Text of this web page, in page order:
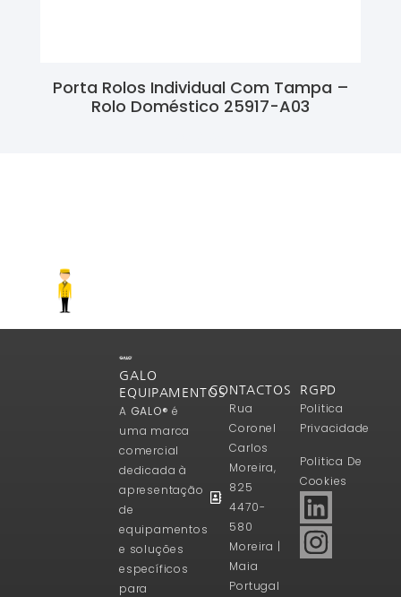
Porta Rolos Individual Com Tampa –
Rolo Doméstico 25917-A03
GALO
EQUIPAMENTOS
A GALO® é
uma marca
comercial
dedicada à
apresentação
de
equipamentos
e soluções
específicos
para
CONTACTOS
Rua
Coronel
Carlos
Moreira,
825
4470-
580
Moreira |
Maia
Portugal
RGPD
Politica
Privacidade
Politica De
Cookies